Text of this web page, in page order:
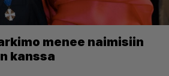
menee naimisiin
kanssa